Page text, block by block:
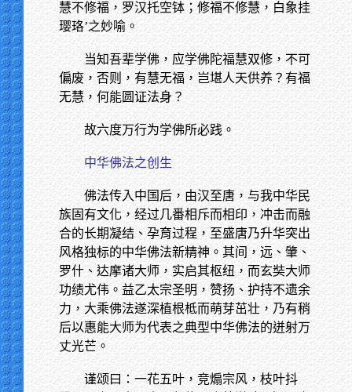
慧不修福，罗汉托空钵；修福不修慧，白象挂
璎珞’之妙喻。
当知吾辈学佛，应学佛陀福慧双修，不可
偏废，否则，有慧无福，岂堪人天供养？有福
无慧，何能圆证法身？
故六度万行为学佛所必践。
中华佛法之创生
佛法传入中国后，由汉至唐，与我中华民
族固有文化，经过几番相斥而相印，冲击而融
合的长期凝结、孕育过程，至盛唐乃升华突出
风格独标的中华佛法新精神。其间，远、肇、
罗什、达摩诸大师，实启其枢纽，而玄奘大师
功绩尤伟。益乙太宗圣明，赞扬、护持不遗余
力，大乘佛法遂深植根柢而萌芽茁壮，乃有稍
后以惠能大师为代表之典型中华佛法的迸射万
丈光芒。
谨颂曰：一花五叶，竞煽宗风，枝叶抖